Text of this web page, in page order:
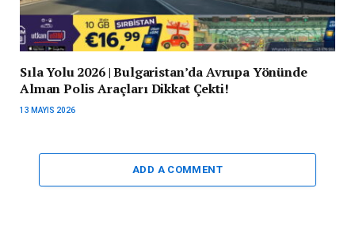
Sıla Yolu 2026 | Bulgaristan’da Avrupa Yönünde
Alman Polis Araçları Dikkat Çekti!
13 MAYIS 2026
ADD A COMMENT